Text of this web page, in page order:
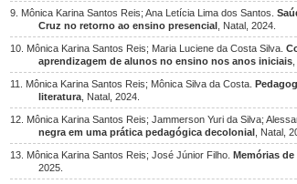
9. Mônica Karina Santos Reis; Ana Letícia Lima dos Santos.
Cruz no retorno ao ensino presencial , Natal, 2024.
10. Mônica Karina Santos Reis; Maria Luciene da Costa Silva.
aprendizagem de alunos no ensino nos anos iniciais
11. Mônica Karina Santos Reis; Mônica Silva da Costa.
literatura , Natal, 2024.
12. Mônica Karina Santos Reis; Jammerson Yuri da Silva;
negra em uma prática pedagógica decolonial , Natal,
13. Mônica Karina Santos Reis; José Júnior Filho. Memórias
2025.